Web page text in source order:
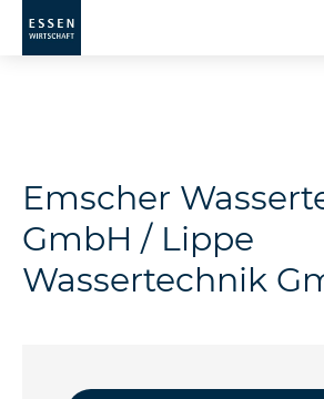
Emscher
GmbH / Lippe
Wassertechnik